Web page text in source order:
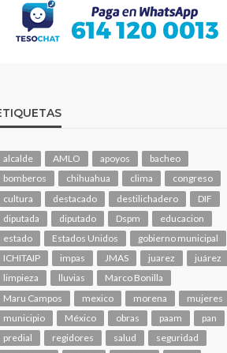
alcalde AMLO apoyos
bacheo
bomberos
chihuahua clima
congreso
cultura
destacado destilichadero
DIF
diputada
diputado Dspm
educacion
estado
Estados Unidos
gobierno municipal
ICHITAIP
impas JMAS juarez
juárez
limpieza
lluvias
Marco Bonilla
Maru Campos
mexico morena
mujeres
municipio
México obras paam
pan
predial
regidores salud
seguridad